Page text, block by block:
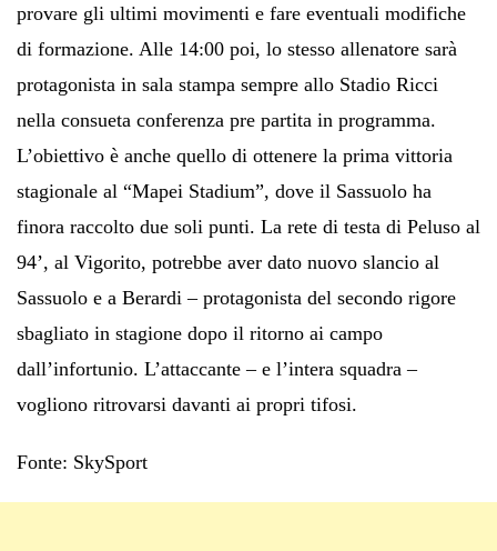
provare gli ultimi movimenti e fare eventuali modifiche
di formazione. Alle 14:00 poi, lo stesso allenatore sarà
protagonista in sala stampa sempre allo Stadio Ricci
nella consueta conferenza pre partita in programma.
L’obiettivo è anche quello di ottenere la prima vittoria
stagionale al “Mapei Stadium”, dove il Sassuolo ha
finora raccolto due soli punti. La rete di testa di Peluso al
94’, al Vigorito, potrebbe aver dato nuovo slancio al
Sassuolo e a Berardi – protagonista del secondo rigore
sbagliato in stagione dopo il ritorno ai campo
dall’infortunio. L’attaccante – e l’intera squadra –
vogliono ritrovarsi davanti ai propri tifosi.
Fonte: SkySport